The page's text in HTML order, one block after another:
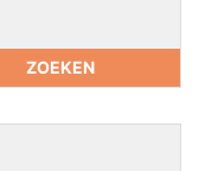
ZOEKEN